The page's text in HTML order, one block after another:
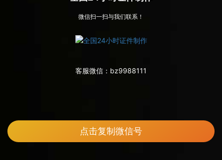
微信扫一扫与我们联系！
客服微信： bz9988111
点击复制微信号